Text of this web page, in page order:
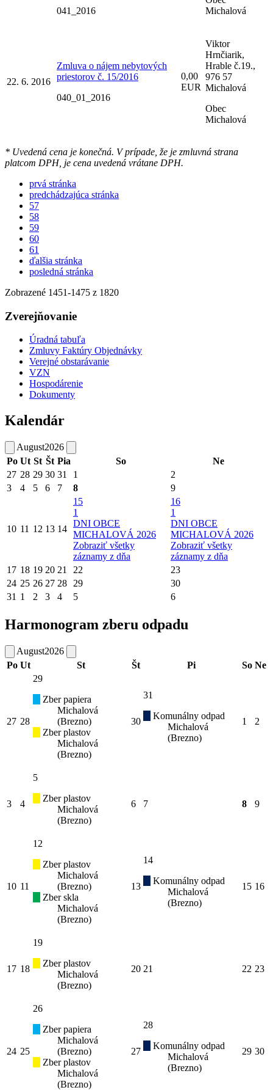
041_2016
Michalová
22. 6. 2016
Zmluva o nájem nebytových
priestorov č. 15/2016
040_01_2016
0,00
EUR
Viktor
Hrnčiarik,
Hrable č.19.,
976 57
Michalová
Obec
Michalová
* Uvedená cena je konečná. V prípade, že je zmluvná strana
platcom DPH, je cena uvedená vrátane DPH.
prvá stránka
predchádzajúca stránka
57
58
59
60
61
ďalšia stránka
posledná stránka
Zobrazené 1451-1475 z 1820
Zverejňovanie
Úradná tabuľa
Zmluvy Faktúry Objednávky
Verejné obstarávanie
VZN
Hospodárenie
Dokumenty
Kalendár
August2026
Po Ut St Št Pia So
Ne
27 28 29 30 31 1
2
3
4 5 6 7 8 9
10 11 12 13 14
15
1
DNI OBCE
MICHALOVÁ 2026
Zobraziť všetky
záznamy z dňa
16
1
DNI OBCE
MICHALOVÁ 2026
Zobraziť všetky
záznamy z dňa
17 18 19 20 21 22
23
24 25 26 27 28 29
30
31 1 2 3 4 5 6
Harmonogram zberu odpadu
August2026
Po Ut St Št Pi So Ne
27 28
29
Zber papiera
Michalová
(Brezno)
Zber plastov
Michalová
(Brezno)
30
31
Komunálny odpad
Michalová
(Brezno)
1 2
3 4
5
Zber plastov
Michalová
(Brezno)
6 7 8 9
10 11
12
Zber plastov
Michalová
(Brezno)
Zber skla
Michalová
(Brezno)
13
14
Komunálny odpad
Michalová
(Brezno)
15 16
17 18
19
Zber plastov
Michalová
(Brezno)
20 21 22 23
24 25
26
Zber papiera
Michalová
(Brezno)
Zber plastov
Michalová
(Brezno)
27
28
Komunálny odpad
Michalová
(Brezno)
29 30